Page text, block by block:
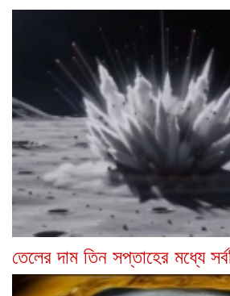
তেলের দাম তিন সপ্তাহের মধ্যে